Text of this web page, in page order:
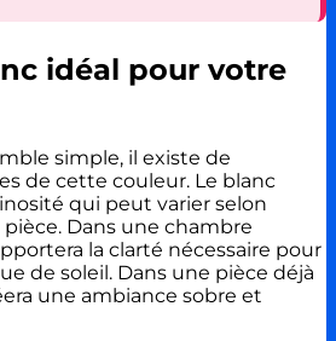
idéal pour votre
simple, il existe de
de cette couleur. Le blanc
qui peut varier selon
pièce. Dans une chambre
la clarté nécessaire pour
de soleil. Dans une pièce déjà
une ambiance sobre et